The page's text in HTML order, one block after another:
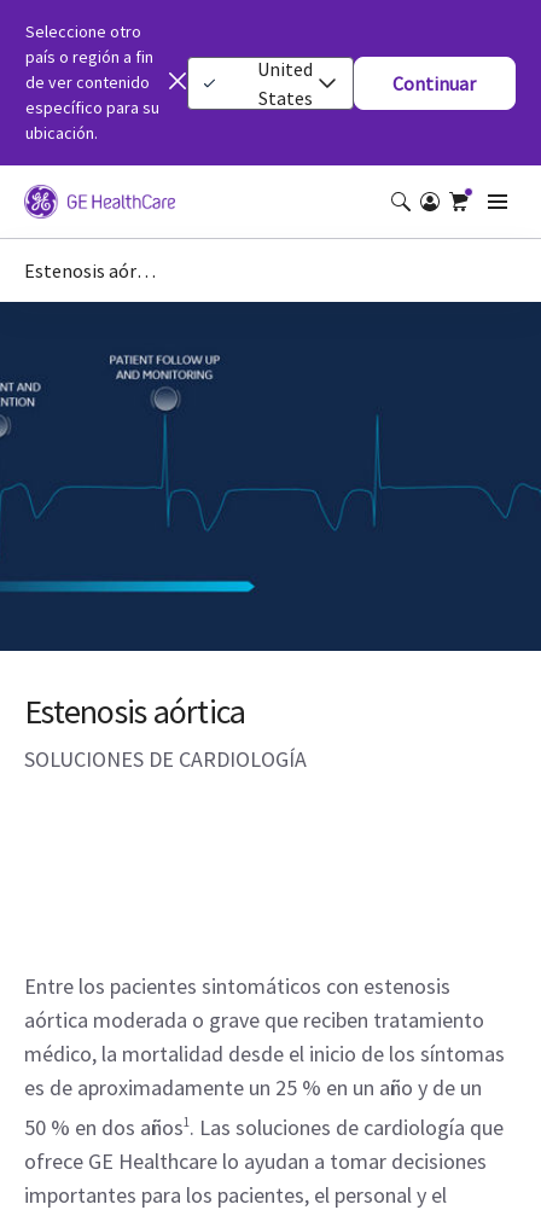
Seleccione otro
país o región a fin
de ver contenido
específico para su
ubicación.
United
States
Continuar
Estenosis aórtica
Estenosis aórtica
SOLUCIONES DE CARDIOLOGÍA
Entre los pacientes sintomáticos con estenosis
aórtica moderada o grave que reciben tratamiento
médico, la mortalidad desde el inicio de los síntomas
es de aproximadamente un 25 % en un año y de un
50 % en dos años1. Las soluciones de cardiología que
ofrece GE Healthcare lo ayudan a tomar decisiones
importantes para los pacientes, el personal y el